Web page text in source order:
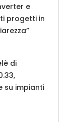
e
progetti in
di
su impianti